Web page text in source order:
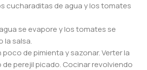
cucharaditas de agua y los tomates
se evapore y los tomates se
la salsa.
poco de pimienta y sazonar. Verter la
perejil picado. Cocinar revolviendo